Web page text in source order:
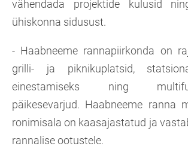
vähendada projektide kulusid
ühiskonna sidusust.
- Haabneeme rannapiirkonda on
grilli- ja piknikuplatsid,
einestamiseks ning
päikesevarjud. Haabneeme ranna
ronimisala on kaasajastatud ja
rannalise ootustele.